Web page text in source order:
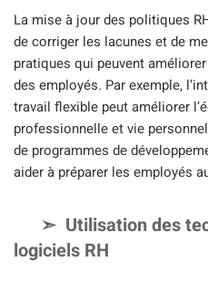
La mise à jour des politiques
de corriger les lacunes et de
pratiques qui peuvent
des employés. Par exemple,
travail flexible peut améliorer
professionnelle et vie
de programmes de
aider à préparer les employés
Utilisation des
logiciels RH